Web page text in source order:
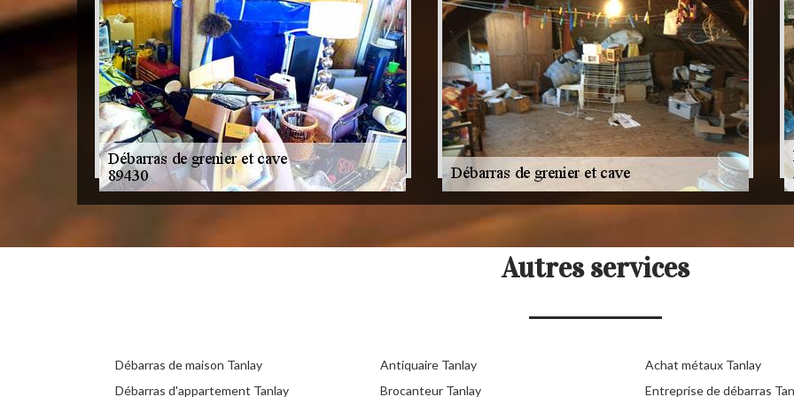
Autres services
Débarras de maison Tanlay
Débarras d'appartement Tanlay
Antiquaire Tanlay
Brocanteur Tanlay
Achat métaux Tanlay
Entreprise de débarras